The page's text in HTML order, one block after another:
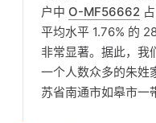
户中 O-MF56662
平均水平 1.76% 的
非常显著。据此，我
一个人数众多的朱姓
苏省南通市如皋市一